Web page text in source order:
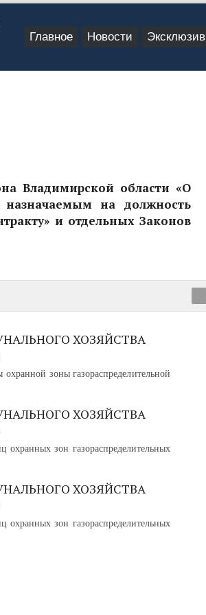
Главное Новости Эксклюзив
Владимирской области «О
на должность
и отдельных Законов
ХОЗЯЙСТВА
зоны газораспределительной
ХОЗЯЙСТВА
зон газораспределительных
ХОЗЯЙСТВА
зон газораспределительных